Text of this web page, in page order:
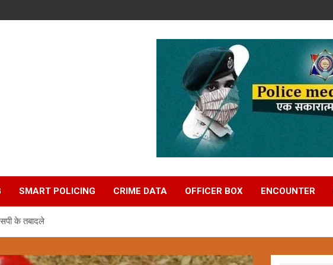
SMART POLICING CRIME DATA OFFICER BOX ENCOUNTER
के तबादले